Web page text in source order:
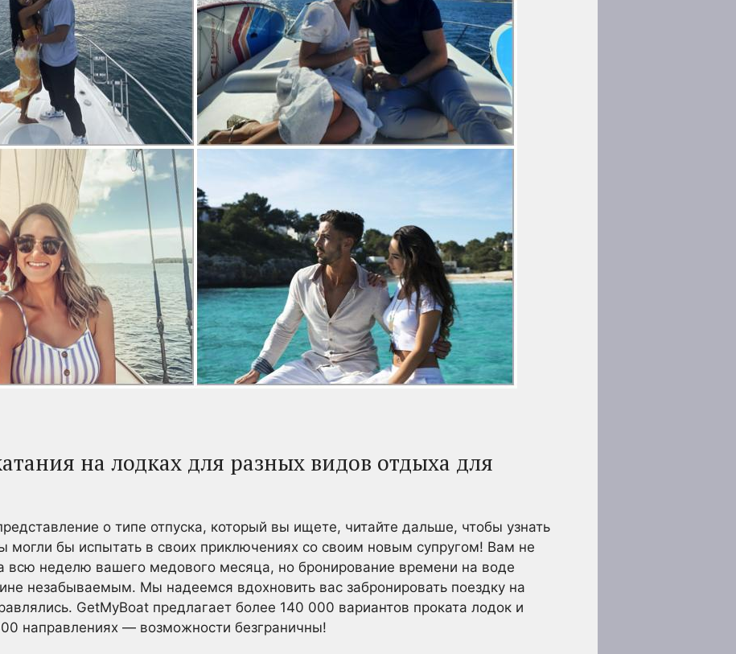
на лодках для разных видов отдыха для
о типе отпуска, который вы ищете, читайте дальше, чтобы узнать
могли бы испытать в своих приключениях со своим новым супругом! Вам не
всю неделю вашего медового месяца, но бронирование времени на воде
незабываемым. Мы надеемся вдохновить вас забронировать поездку на
GetMyBoat предлагает более 140 000 вариантов проката лодок и
направлениях — возможности безграничны!